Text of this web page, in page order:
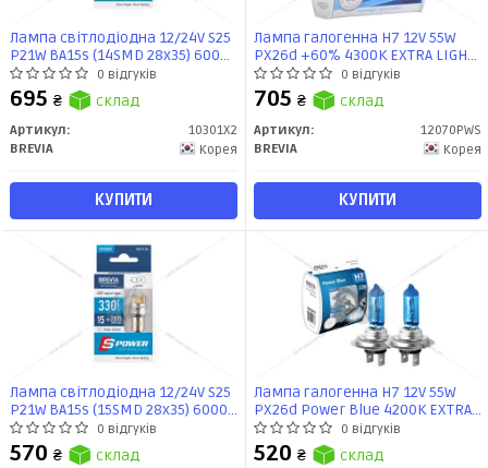
Лампа світлодіодна 12/24V S25
P21W BA15s (14SMD 28х35) 6000K
CANBUS Non-Polar линза білий
(к-т 2шт) Brevia
0 відгуків
695 ₴ склад
Артикул:
10301X2
BREVIA
Корея
КУПИТИ
Лампа галогенна H7 12V 55W
PX26d +60% 4300K EXTRA LIGHT
(к-т 2шт) Brevia0 відгуків
705 ₴ склад
Артикул:
12070PWS
BREVIA
Корея
КУПИТИ
Лампа світлодіодна 12/24V S25
P21W BA15s (15SMD 28x35) 6000K
CANBUS Non-Polar білий (к-т
2шт) Brevia
0 відгуків
570 ₴ склад
Лампа галогенна H7 12V 55W
PX26d Power Blue 4200K EXTRA
LIGHT (к-т 2шт) Brevia
0 відгуків
520 ₴ склад